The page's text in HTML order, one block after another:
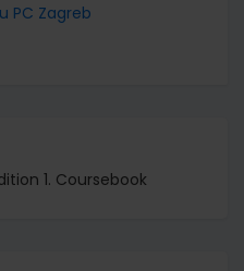
PC Zagreb
1. Coursebook